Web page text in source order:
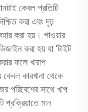
কেবল প্রতিটি
করা এবং দৃঢ়
করা হয়। পাওয়ার
করা হয় যা 'টাইট
ফলে খারাপ
কারখানা থেকে
পরিবেশের সাথে খাপ
প্রক্রিয়াতে মান